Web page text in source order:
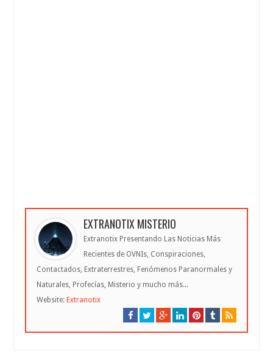
EXTRANOTIX MISTERIO
Extranotix Presentando Las Noticias Más
Recientes de OVNIs, Conspiraciones,
Contactados, Extraterrestres, Fenómenos Paranormales y
Naturales, Profecías, Misterio y mucho más...
Website: Extranotix